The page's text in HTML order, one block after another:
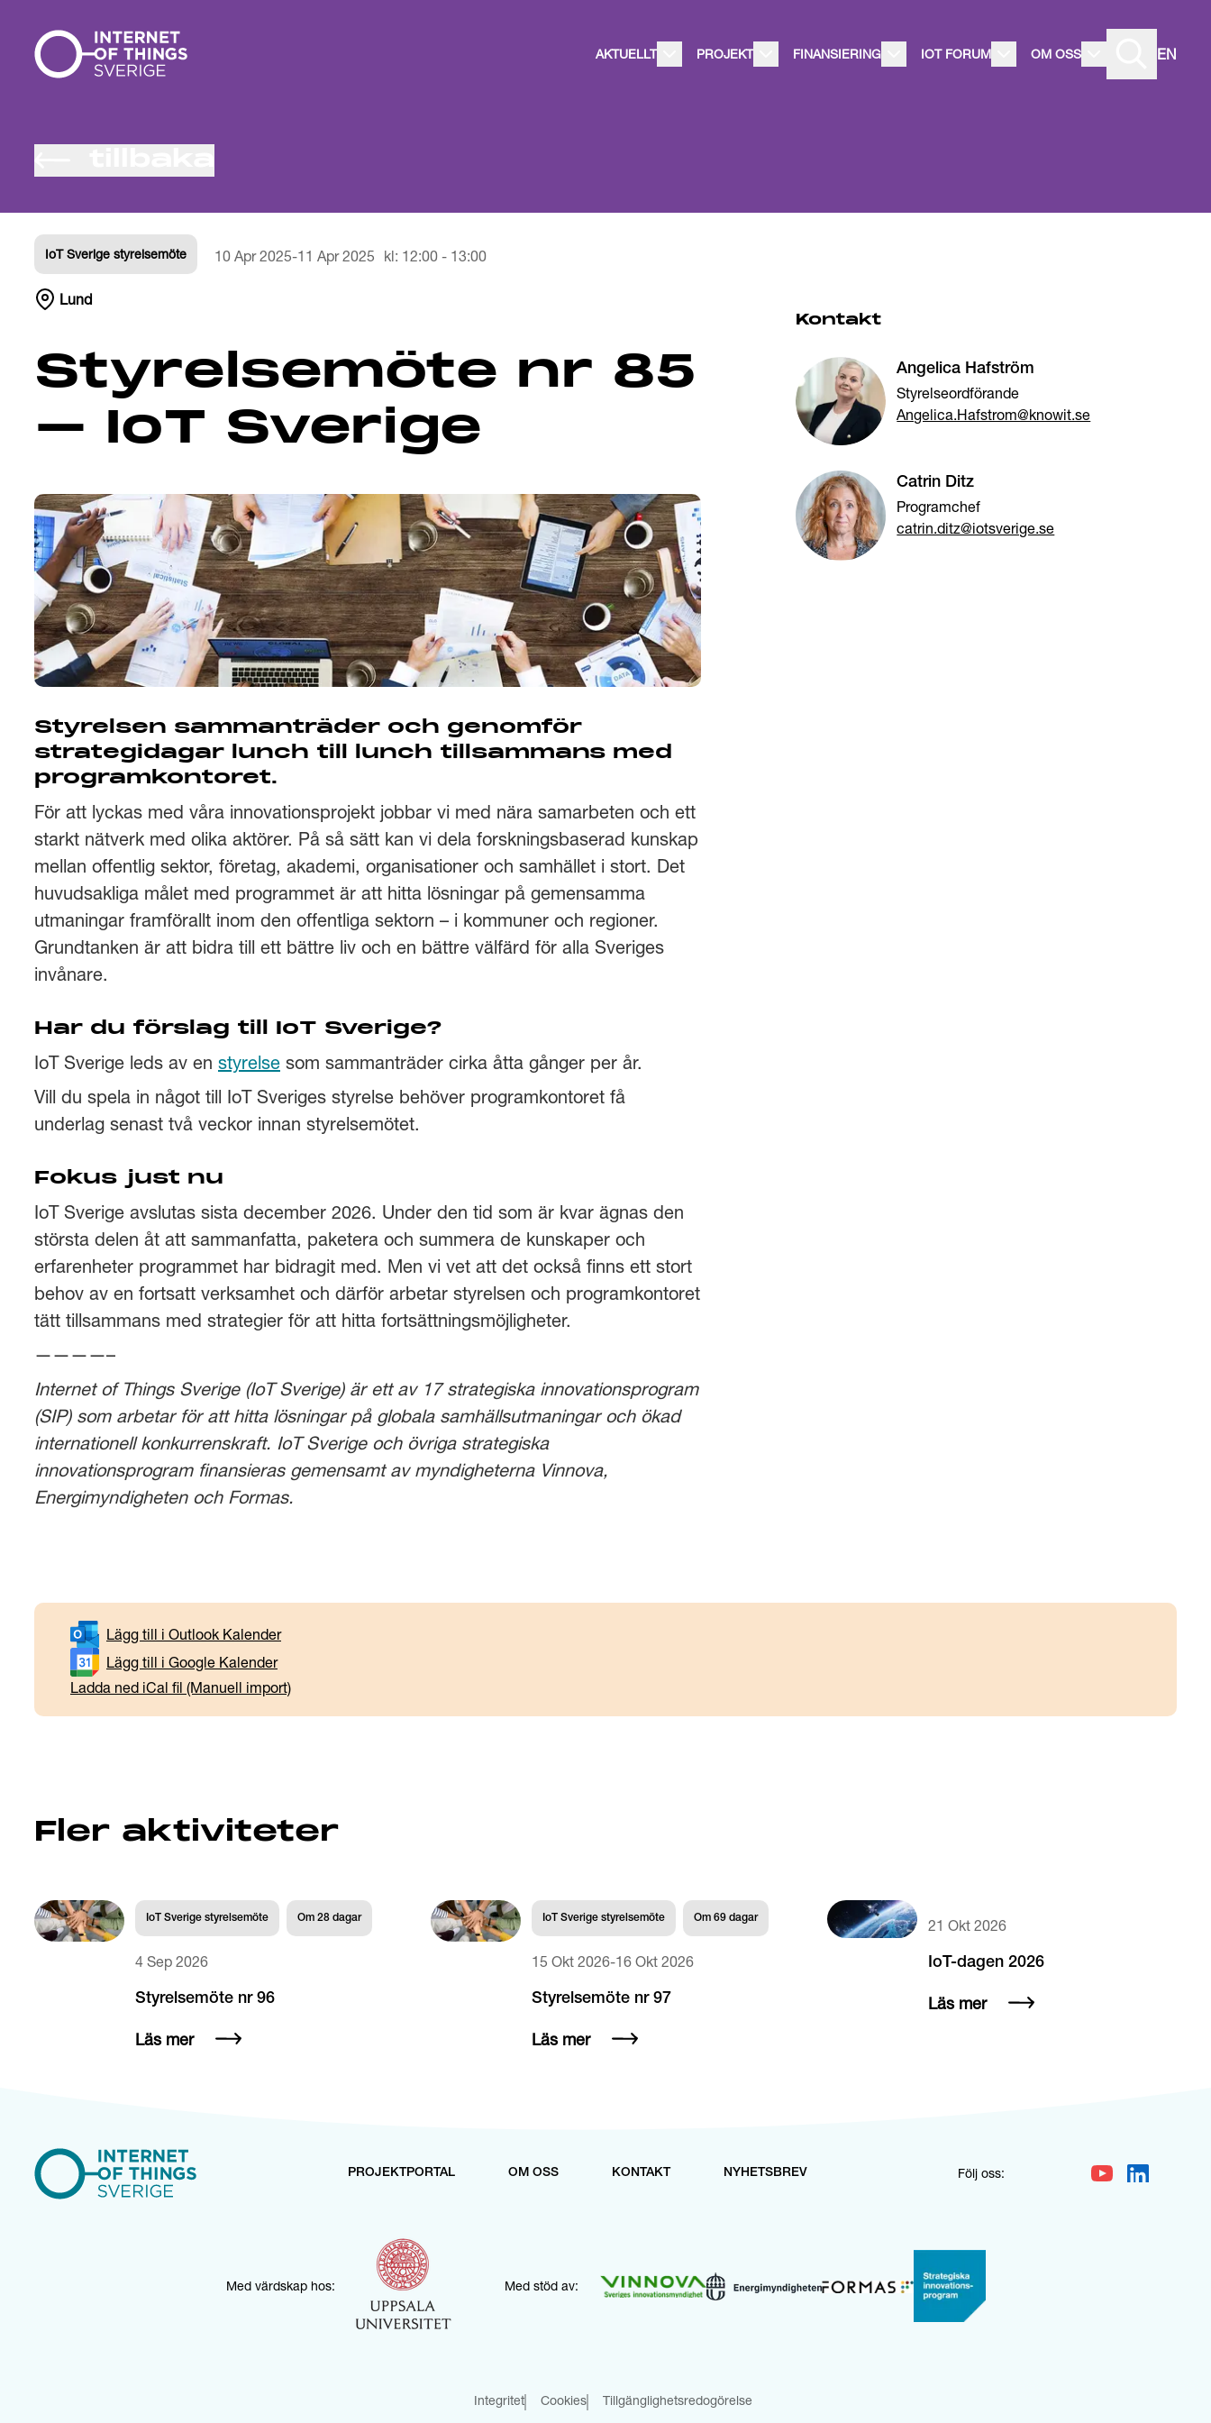
Gå till innehåll
AKTUELLT PROJEKT FINANSIERING IOT FORUM OM OSS EN
IoT Sverige styrelsemöte 10 Apr 2025-11 Apr 2025 kl: 12:00 - 13:00
Lund
Styrelsemöte nr 85
– IoT Sverige
Kontakt
Angelica Hafström
Styrelseordförande
Angelica.Hafstrom@knowit.se
Catrin Ditz
Programchef
catrin.ditz@iotsverige.se
Styrelsen sammanträder och genomför
strategidagar lunch till lunch tillsammans med
programkontoret.
För att lyckas med våra innovationsprojekt jobbar vi med nära samarbeten och ett
starkt nätverk med olika aktörer. På så sätt kan vi dela forskningsbaserad kunskap
mellan offentlig sektor, företag, akademi, organisationer och samhället i stort. Det
huvudsakliga målet med programmet är att hitta lösningar på gemensamma
utmaningar framförallt inom den offentliga sektorn – i kommuner och regioner.
Grundtanken är att bidra till ett bättre liv och en bättre välfärd för alla Sveriges
invånare.
Har du förslag till IoT Sverige?
IoT Sverige leds av en styrelse som sammanträder cirka åtta gånger per år.
Vill du spela in något till IoT Sveriges styrelse behöver programkontoret få
underlag senast två veckor innan styrelsemötet.
Fokus just nu
IoT Sverige avslutas sista december 2026. Under den tid som är kvar ägnas den
största delen åt att sammanfatta, paketera och summera de kunskaper och
erfarenheter programmet har bidragit med. Men vi vet att det också finns ett stort
behov av en fortsatt verksamhet och därför arbetar styrelsen och programkontoret
tätt tillsammans med strategier för att hitta fortsättningsmöjligheter.
————–
Internet of Things Sverige (IoT Sverige) är ett av 17 strategiska innovationsprogram
(SIP) som arbetar för att hitta lösningar på globala samhällsutmaningar och ökad
internationell konkurrenskraft. IoT Sverige och övriga strategiska
innovationsprogram finansieras gemensamt av myndigheterna Vinnova,
Energimyndigheten och Formas.
Lägg till i Outlook Kalender
Lägg till i Google Kalender
Ladda ned iCal fil (Manuell import)
Fler aktiviteter
IoT Sverige styrelsemöte Om 28 dagar
4 Sep 2026
Styrelsemöte nr 96
Läs mer
IoT Sverige styrelsemöte Om 69 dagar
15 Okt 2026-16 Okt 2026
Styrelsemöte nr 97
Läs mer
21 Okt 2026
IoT-dagen 2026
Läs mer
PROJEKTPORTAL OM OSS KONTAKT NYHETSBREV Följ oss:
Med värdskap hos: Med stöd av:
Integritet Cookies Tillgänglighetsredogörelse